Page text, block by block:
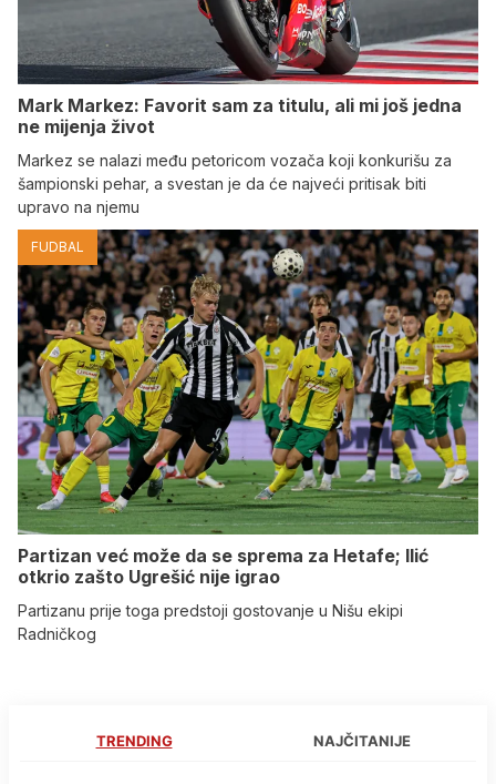
Mark Markez: Favorit sam za titulu, ali mi još jedna
ne mijenja život
Markez se nalazi među petoricom vozača koji konkurišu za
šampionski pehar, a svestan je da će najveći pritisak biti
upravo na njemu
FUDBAL
Partizan već može da se sprema za Hetafe; Ilić
otkrio zašto Ugrešić nije igrao
Partizanu prije toga predstoji gostovanje u Nišu ekipi
Radničkog
TRENDING NAJČITANIJE